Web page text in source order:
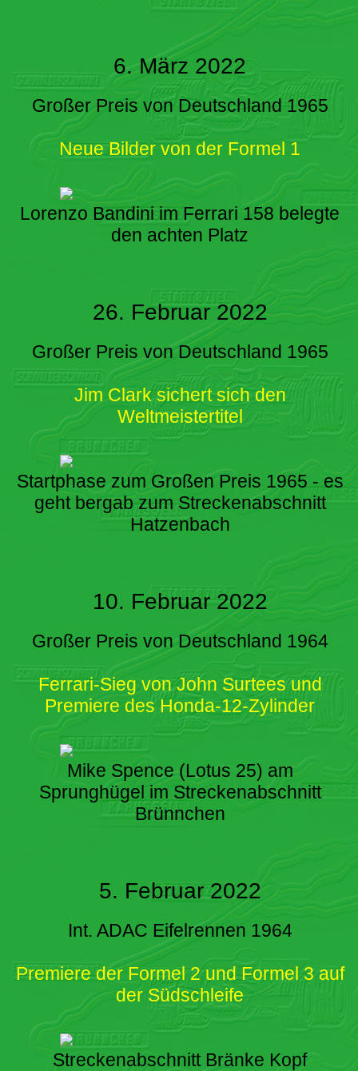
6. März 2022
Großer Preis von Deutschland 1965
Neue Bilder von der Formel 1
Lorenzo Bandini im Ferrari 158 belegte
den achten Platz
26. Februar 2022
Großer Preis von Deutschland 1965
Jim Clark sichert sich den
Weltmeistertitel
Startphase zum Großen Preis 1965 - es
geht bergab zum Streckenabschnitt
Hatzenbach
10. Februar 2022
Großer Preis von Deutschland 1964
Ferrari-Sieg von John Surtees und
Premiere des Honda-12-Zylinder
Mike Spence (Lotus 25) am
Sprunghügel im Streckenabschnitt
Brünnchen
5. Februar 2022
Int. ADAC Eifelrennen 1964
Premiere der Formel 2 und Formel 3 auf
der Südschleife
Streckenabschnitt Bränke Kopf